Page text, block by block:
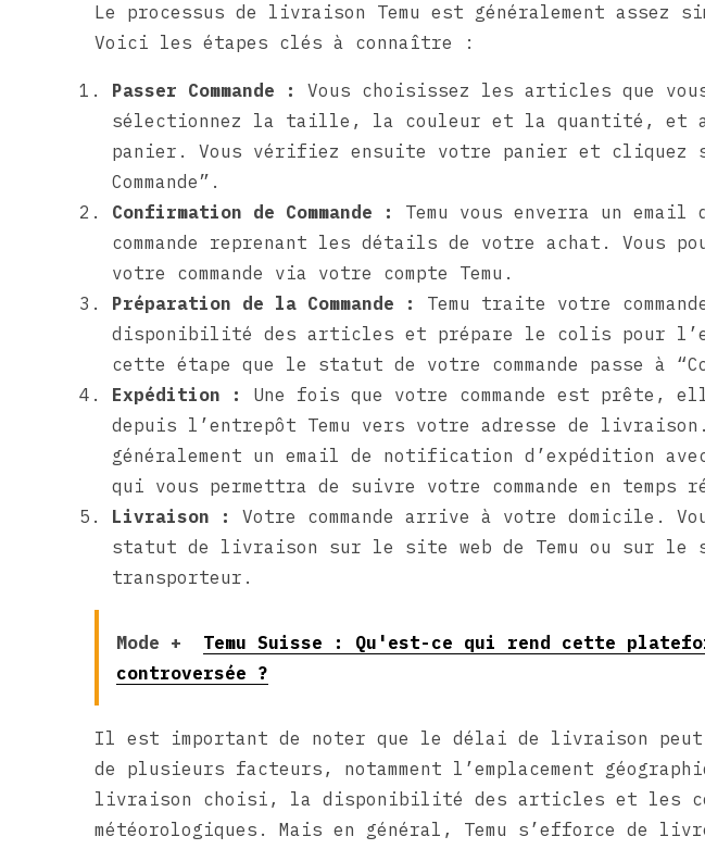
Le processus de livraison Temu est généralement assez
Voici les étapes clés à connaître :
Passer Commande :
Vous choisissez les articles que
sélectionnez la taille, la couleur et la quantité, et
panier. Vous vérifiez ensuite votre panier et cliquez
Commande”.
Confirmation de Commande :
Temu vous enverra un email
commande reprenant les détails de votre achat. Vous
votre commande via votre compte Temu.
Préparation de la Commande :
Temu traite votre
disponibilité des articles et prépare le colis pour
cette étape que le statut de votre commande passe à
Expédition :
Une fois que votre commande est prête,
depuis l’entrepôt Temu vers votre adresse de
généralement un email de notification d’expédition
qui vous permettra de suivre votre commande en temps
Livraison :
Votre commande arrive à votre domicile.
statut de livraison sur le site web de Temu ou sur le
transporteur.
Mode +
Temu Suisse : Qu'est-ce qui rend cette
controversée ?
Il est important de noter que le délai de livraison
de plusieurs facteurs, notamment l’emplacement
livraison choisi, la disponibilité des articles et les
météorologiques. Mais en général, Temu s’efforce de